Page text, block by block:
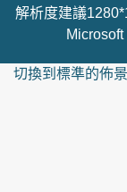
解析度建議
切換到標準的佈